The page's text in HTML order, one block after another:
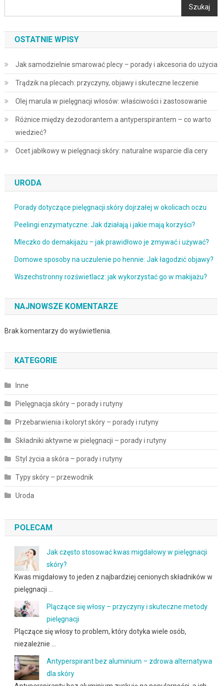
Szukaj
OSTATNIE WPISY
Jak samodzielnie smarować plecy – porady i akcesoria do użycia
Trądzik na plecach: przyczyny, objawy i skuteczne leczenie
Olej marula w pielęgnacji włosów: właściwości i zastosowanie
Różnice między dezodorantem a antyperspirantem – co warto
wiedzieć?
Ocet jabłkowy w pielęgnacji skóry: naturalne wsparcie dla cery
URODA
Porady dotyczące pielęgnacji skóry dojrzałej w okolicach oczu
Peelingi enzymatyczne: Jak działają i jakie mają korzyści?
Mleczko do demakijażu – jak prawidłowo je zmywać i używać?
Domowe sposoby na uczulenie po hennie: Jak łagodzić objawy?
Wszechstronny rozświetlacz: jak wykorzystać go w makijażu?
NAJNOWSZE KOMENTARZE
Brak komentarzy do wyświetlenia.
KATEGORIE
Inne
Pielęgnacja skóry – porady i rutyny
Przebarwienia i koloryt skóry – porady i rutyny
Składniki aktywne w pielęgnacji – porady i rutyny
Styl życia a skóra – porady i rutyny
Typy skóry – przewodnik
Uroda
POLECAM
Jak często stosować kwas migdałowy w pielęgnacji
skóry?
Kwas migdałowy to jeden z najbardziej cenionych składników w
pielęgnacji …
Plączące się włosy – przyczyny i skuteczne metody
pielęgnacji
Plączące się włosy to problem, który dotyka wiele osób,
niezależnie …
Antyperspirant bez aluminium – zdrowa alternatywa
dla skóry